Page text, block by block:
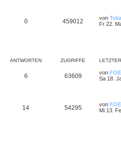
0 459012 von
Fr 22.
ANTWORTEN ZUGRIFFE
6 63609 von FOE
Sa 18.
14 54295 von FOE
Mi 13.